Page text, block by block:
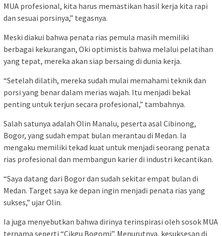
MUA profesional, kita harus memastikan hasil kerja kita rapi
dan sesuai porsinya,” tegasnya.
Meski diakui bahwa penata rias pemula masih memiliki
berbagai kekurangan, Oki optimistis bahwa melalui pelatihan
yang tepat, mereka akan siap bersaing di dunia kerja.
“Setelah dilatih, mereka sudah mulai memahami teknik dan
porsi yang benar dalam merias wajah. Itu menjadi bekal
penting untuk terjun secara profesional,” tambahnya.
Salah satunya adalah Olin Manalu, peserta asal Cibinong,
Bogor, yang sudah empat bulan merantau di Medan. Ia
mengaku memiliki tekad kuat untuk menjadi seorang penata
rias profesional dan membangun karier di industri kecantikan.
“Saya datang dari Bogor dan sudah sekitar empat bulan di
Medan. Target saya ke depan ingin menjadi penata rias yang
sukses,” ujar Olin.
Ia juga menyebutkan bahwa dirinya terinspirasi oleh sosok MUA
ternama seperti “Cikgu Bogomi”. Menurutnya, kesuksesan di